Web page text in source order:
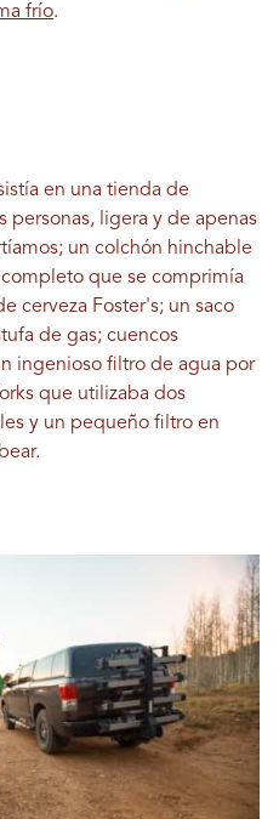
frío.
en una tienda de
personas, ligera y de apenas
un colchón hinchable
que se comprimía
cerveza Foster's; un saco
de gas; cuencos
ingenioso filtro de agua por
que utilizaba dos
y un pequeño filtro en